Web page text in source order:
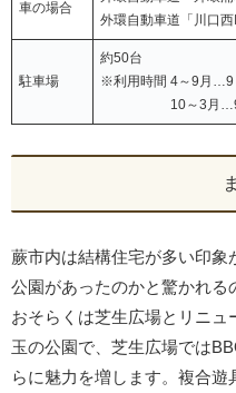
車の場合
外環自動車道「川口
駐車場
約50台
※利用時間 4～9月…9
10～3月…9
蕨市内は結構住宅が多い印象
公園があったのかと驚かれる
おそらくは芝生広場とリニュ
玉の公園で、芝生広場では
らに魅力を増します。複合